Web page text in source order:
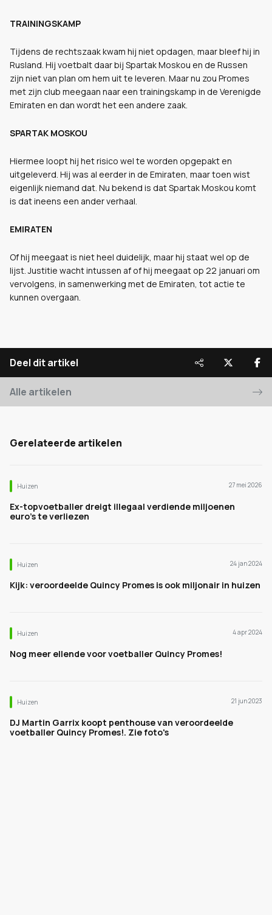
TRAININGSKAMP
Tijdens de rechtszaak kwam hij niet opdagen, maar bleef hij in
Rusland. Hij voetbalt daar bij Spartak Moskou en de Russen
zijn niet van plan om hem uit te leveren. Maar nu zou Promes
met zijn club meegaan naar een trainingskamp in de Verenigde
Emiraten en dan wordt het een andere zaak.
SPARTAK MOSKOU
Hiermee loopt hij het risico wel te worden opgepakt en
uitgeleverd. Hij was al eerder in de Emiraten, maar toen wist
eigenlijk niemand dat. Nu bekend is dat Spartak Moskou komt
is dat ineens een ander verhaal.
EMIRATEN
Of hij meegaat is niet heel duidelijk, maar hij staat wel op de
lijst. Justitie wacht intussen af of hij meegaat op 22 januari om
vervolgens, in samenwerking met de Emiraten, tot actie te
kunnen overgaan.
Deel dit artikel
Alle artikelen
Gerelateerde artikelen
Huizen 27 mei 2026
Ex-topvoetballer dreigt illegaal verdiende miljoenen
euro’s te verliezen
Huizen 24 jan 2024
Kijk: veroordeelde Quincy Promes is ook miljonair in huizen
Huizen 4 apr 2024
Nog meer ellende voor voetballer Quincy Promes!
Huizen 21 jun 2023
DJ Martin Garrix koopt penthouse van veroordeelde
voetballer Quincy Promes!. Zie foto's